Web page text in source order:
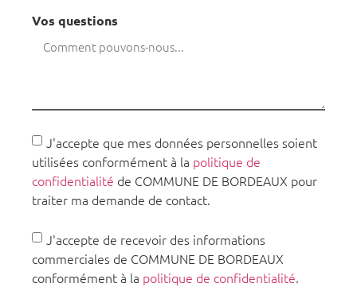
Vos questions
J'accepte que mes données personnelles soient
utilisées conformément à la politique de
confidentialité de COMMUNE DE BORDEAUX pour
traiter ma demande de contact.
J'accepte de recevoir des informations
commerciales de COMMUNE DE BORDEAUX
conformément à la politique de confidentialité.